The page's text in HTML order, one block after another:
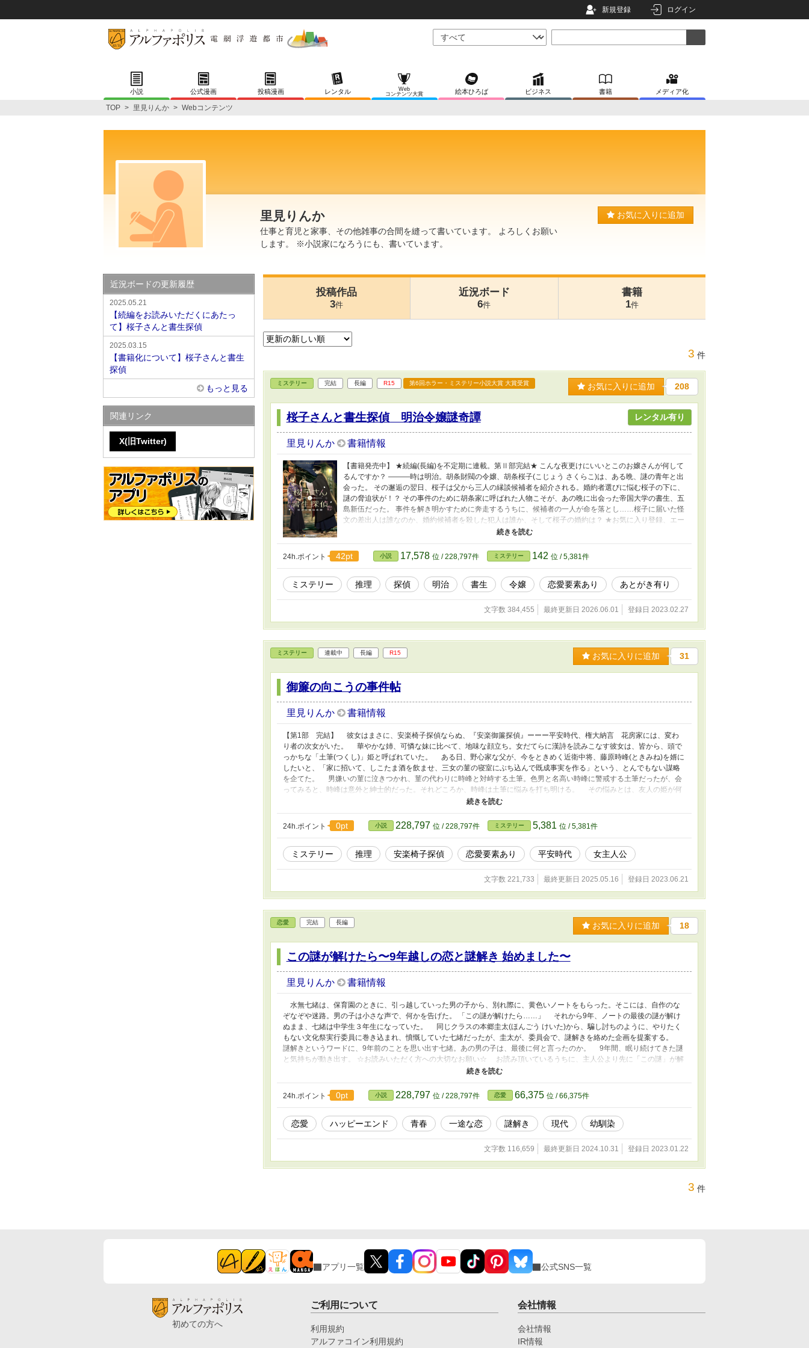
新規登録 ログイン
小説 公式漫画 投稿漫画 レンタル
Web
コンテンツ大賞
絵本ひろば ビジネス 書籍 メディア化
TOP > 里見りんか > Webコンテンツ
里見りんか
仕事と育児と家事、その他雑事の合間を縫って書いています。 よろしくお願い
します。 ※小説家になろうにも、書いています。
お気に入りに追加
投稿作品
3件
近況ボード
6件
書籍
1件
3 件
ミステリー 完結 長編 R15 第6回ホラー・ミステリー小説大賞 大賞受賞 お気に入りに追加 208
桜子さんと書生探偵 明治令嬢謎奇譚 レンタル有り
里見りんか 書籍情報
【書籍発売中】 ★続編(長編)を不定期に連載。第Ⅱ部完結★ こんな夜更けにいいとこのお嬢さんが何して
るんですか？ ―――時は明治。胡条財閥の令嬢、胡条桜子(こじょう さくらこ)は、ある晩、謎の青年と出
会った。 その邂逅の翌日、桜子は父から三人の縁談候補者を紹介される。婚約者選びに悩む桜子の下に、
謎の脅迫状が！？ その事件のために胡条家に呼ばれた人物こそが、あの晩に出会った帝国大学の書生、五
島新伍だった。 事件を解き明かすために奔走するうちに、候補者の一人が命を落とし……桜子に届いた怪
文の差出人は誰なのか、婚約候補者を殺した犯人は誰か、そして桜子の婚約は？ ★お気に入り登録、エー
ルありがとうございます★ ※R15です。あまり直接的な表現はありませんが、一般的な推理小説の範囲の
描写はあります。 ※時代考証甘めにて、ご容赦ください。参考文献は、完結後に掲載します。 ※続編の
み小説家になろうにも掲載しています。 ★第6回ホラーミステリー大賞、大賞受賞ありがとうございまし
た★
24h.ポイント 42pt 小説 17,578 位 / 228,797件 ミステリー 142 位 / 5,381件
ミステリー 推理 探偵 明治 書生 令嬢 恋愛要素あり あとがき有り
文字数 384,455 最終更新日 2026.06.01 登録日 2023.02.27
ミステリー 連載中 長編 R15 お気に入りに追加 31
御簾の向こうの事件帖
里見りんか 書籍情報
【第1部 完結】 彼女はまさに、安楽椅子探偵ならぬ、『安楽御簾探偵』ーーー平安時代、権大納言 花房家には、変わ
り者の次女がいた。 華やかな姉、可憐な妹に比べて、地味な顔立ち。女だてらに漢詩を読みこなす彼女は、皆から、頭で
っかちな「土筆(つくし)」姫と呼ばれていた。 ある日、野心家な父が、今をときめく近衛中将、藤原時峰(ときみね)を婿に
したいと、「家に招いて、しこたま酒を飲ませ、三女の菫の寝室にぶち込んで既成事実を作る」という、とんでもない謀略
を企てた。 男嫌いの菫に泣きつかれ、菫の代わりに時峰と対峙する土筆。色男と名高い時峰に警戒する土筆だったが、会
ってみると、時峰は意外と紳士的だった。それどころか、時峰は土筆に悩みを打ち明ける。 その悩みとは、友人の姫が何
者かに殺されたらしいーーーというもので…… 時峰の話を聞いていた土筆の頭に、ある考えが浮かんだ。 事件を解決に
導く探偵は、御簾の向こうにいる。土筆姫の平安探偵譚、ご覧あれ。 ＊キリの良いところなので、資料集め等々のために一
時的に更新を止めてます。再開までお待ちください。＊ ※R15。一般的な推理小説レベルの描写が出てきます。 ※5〜7話で
一つの話となるように書く予定です。 ※区切りの良いところまでは、なるべく一気に更新しましすが、話の切れ目(章の区切
家になろうから転載しています。
24h.ポイント 0pt 小説 228,797 位 / 228,797件 ミステリー 5,381 位 / 5,381件
ミステリー 推理 安楽椅子探偵 恋愛要素あり 平安時代 女主人公
文字数 221,733 最終更新日 2025.05.16 登録日 2023.06.21
恋愛 完結 長編 お気に入りに追加 18
この謎が解けたら〜9年越しの恋と謎解き 始めました〜
里見りんか 書籍情報
水無七緒は、保育園のときに、引っ越していった男の子から、別れ際に、黄色いノートをもらった。そこには、自作のな
ぞなぞや迷路。男の子は小さな声で、何かを告げた。 「この謎が解けたら……」 それから9年、ノートの最後の謎が解け
ぬまま、七緒は中学生３年生になっていた。 同じクラスの本郷圭太(ほんごう けいた)から、騙し討ちのように、やりたく
もない文化祭実行委員に巻き込まれ、憤慨していた七緒だったが、圭太が、委員会で、謎解きを絡めた企画を提案する。
謎解きというワードに、9年前のことを思い出す七緒。あの男の子は、最後に何と言ったのか。 9年間、眠り続けてきた謎
と気持ちが動き出す。 ☆お読みいただく方への大切なお願い☆ お読み頂いているうちに、主人公より先に「この謎」が解
けてしまうこのもあるかと思いますが、何卒、答えを感想等にはお書きにならないよう、お願い申し上げます。 心のなか
で、そっと七緒と圭太を応援していただければと思います。よろしくお願いします。 ※小説家になろうに掲載したものを、
加筆、改稿して掲載しています。全21話の予定。
24h.ポイント 0pt 小説 228,797 位 / 228,797件 恋愛 66,375 位 / 66,375件
恋愛 ハッピーエンド 青春 一途な恋 謎解き 現代 幼馴染
文字数 116,659 最終更新日 2024.10.31 登録日 2023.01.22
3 件
近況ボードの更新履歴
2025.05.21
【続編をお読みいただくにあたっ
て】桜子さんと書生探偵
2025.03.15
【書籍化について】桜子さんと書生
探偵
もっと見る
関連リンク
X(旧Twitter)
アプリ一覧 公式SNS一覧
初めての方へ
ご利用について
利用規約
アルファコイン利用規約
会社情報
会社情報
IR情報